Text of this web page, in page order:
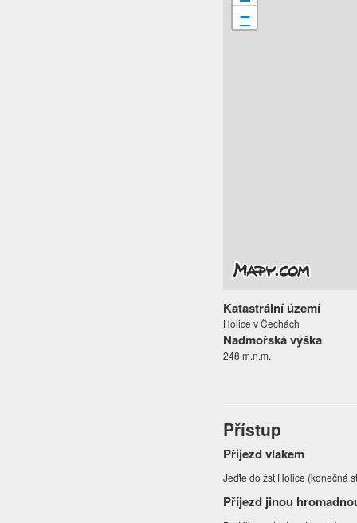
−
Katastrální území
Holice v Čechách
Nadmořská výška
248 m.n.m.
Přístup
Příjezd vlakem
Jeďte do žst Holice (konečná
Příjezd jinou